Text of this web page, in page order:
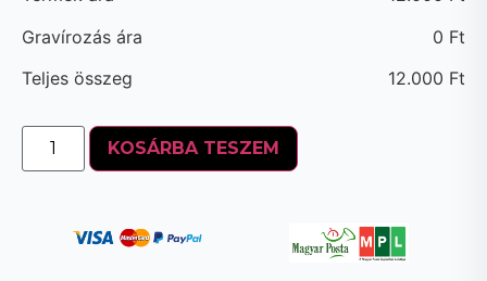
Gravírozás ára
0 Ft
Teljes összeg
12.000 Ft
KOSÁRBA TESZEM